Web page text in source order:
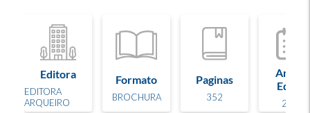
Editora
EDITORA
ARQUEIRO
Formato
BROCHURA
Paginas
352
Ano de
Edição
2023